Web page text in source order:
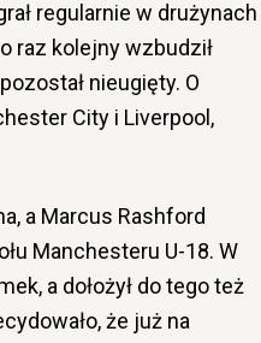
regularnie w drużynach
raz kolejny wzbudził
nieugięty. O
City i Liverpool,
a Marcus Rashford
Manchesteru U-18. W
a dołożył do tego też
że już na